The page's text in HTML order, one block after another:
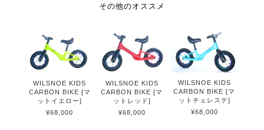
その他のオススメ
WILSNOE KIDS
CARBON BIKE [マ
ットイエロー]
¥68,000
WILSNOE KIDS
CARBON BIKE [マ
ットレッド]
¥68,000
WILSNOE KIDS
CARBON BIKE [マ
ットチェレステ]
¥68,000